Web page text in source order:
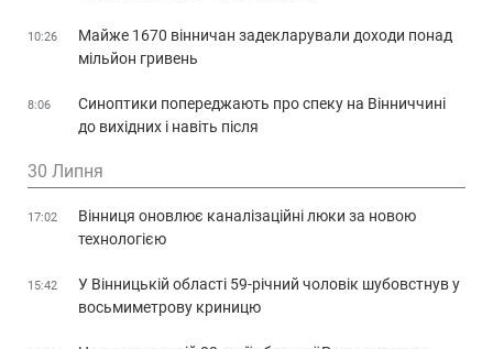
10:26
Майже 1670 вінничан задекларували доходи понад
мільйон гривень
8:06
Синоптики попереджають про спеку на Вінниччині
до вихідних і навіть після
30 Липня
17:02
Вінниця оновлює каналізаційні люки за новою
технологією
15:42
У Вінницькій області 59-річний чоловік шубовстнув у
восьмиметрову криницю